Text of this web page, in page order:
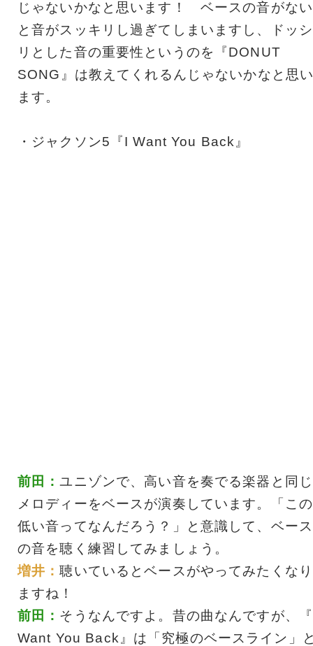
じゃないかなと思います！ ベースの音がない
と音がスッキリし過ぎてしまいますし、ドッシ
リとした音の重要性というのを『DONUT
SONG』は教えてくれるんじゃないかなと思
ます。
・ジャクソン5『I Want You Back』
前田：ユニゾンで、高い音を奏でる楽器と同じ
メロディーをベースが演奏しています。「この
低い音ってなんだろう？」と意識して、ベース
の音を聴く練習してみましょう。
増井：聴いているとベースがやってみたくなり
ますね！
前田： そうなんですよ。昔の曲なんですが、
Want You Back』は「究極のベースライン」